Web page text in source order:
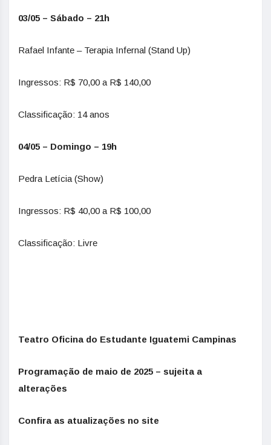
03/05 – Sábado – 21h
Rafael Infante – Terapia Infernal (Stand Up)
Ingressos: R$ 70,00 a R$ 140,00
Classificação: 14 anos
04/05 – Domingo – 19h
Pedra Letícia (Show)
Ingressos: R$ 40,00 a R$ 100,00
Classificação: Livre
Teatro Oficina do Estudante Iguatemi Campinas
Programação de maio de 2025 – sujeita a
alterações
Confira as atualizações no site